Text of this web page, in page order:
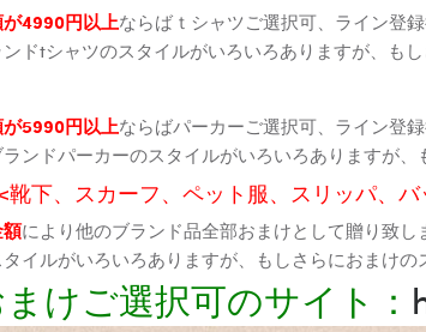
4990円以上ならばｔシャツご選択可、ライン登
ドtシャツのスタイルがいろいろありますが、も
5990円以上ならばパーカーご選択可、ライン登
ンドパーカーのスタイルがいろいろありますが
下、スカーフ、ペット服、スリッパ、
により他のブランド品全部おまけとして贈り致
イルがいろいろありますが、もしさらにおまけ
けご選択可のサイト：